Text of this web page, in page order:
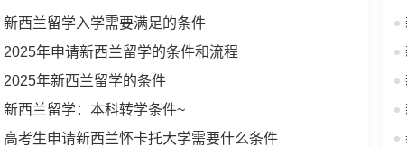
新西兰留学入学需要满足的条件
2025年申请新西兰留学的条件和流程
2025年新西兰留学的条件
新西兰留学：本科转学条件~
高考生申请新西兰怀卡托大学需要什么条件